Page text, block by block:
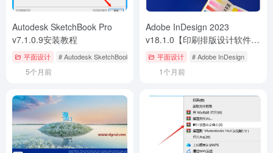
Autodesk SketchBook Pro
v7.1.0.9安装教程
平面设计 # Autodesk SketchBook
5个月前
Adobe InDesign 2023
v18.1.0【印刷排版设计软件
ID2023】中文版安装教程
平面设计 # Adobe InDesign
1个月前